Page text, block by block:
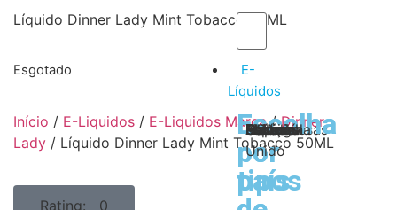
E-
Líquidos
Escolha
por
tipos
Tabaco
Frutas
Bebidas
Frescos
Sobremesas
Escolha
por
país
Portugal
Alemanha
USA
Reino
Unido
Canadá
França
Malásia
Filipinas
Espanha
Polónia
Grécia
Líquido Dinner Lady Mint Tobacco 50ML
Esgotado
Início / E-Liquidos / E-Liquidos Marca/Dinner
Lady / Líquido Dinner Lady Mint Tobacco 50ML
Rating: 0